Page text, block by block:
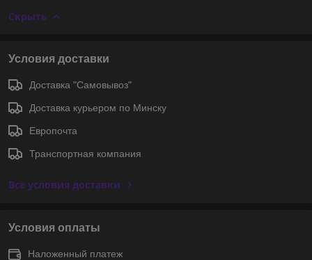
Скрыть
Условия доставки
Доставка "Самовывоз"
Доставка курьером по Минску
Европочта
Транспортная компания
Все условия доставки
Условия оплаты
Наложенный платеж